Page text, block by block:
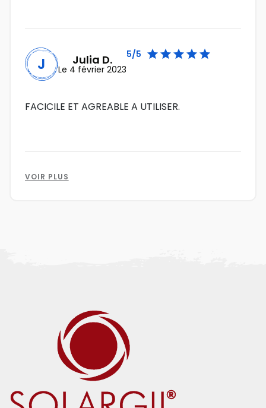
J Julia D.
Le 4 février 2023
5/5 
FACICILE ET AGREABLE A UTILISER.
VOIR PLUS